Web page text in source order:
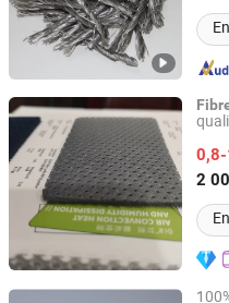
0,8-
2
Quanzhou Goodo Bags
Fujian, China